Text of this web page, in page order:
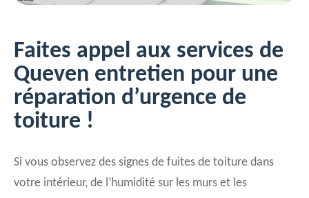
Faites appel aux services de
Queven entretien pour une
réparation d’urgence de
toiture !
Si vous observez des signes de fuites de toiture dans
votre intérieur, de l’humidité sur les murs et les